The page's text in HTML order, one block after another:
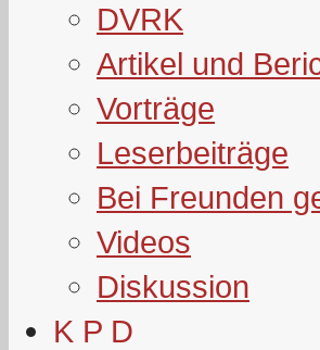
DVRK
Artikel und
Vorträge
Leserbeiträge
Bei Freunden
Videos
Diskussion
K P D